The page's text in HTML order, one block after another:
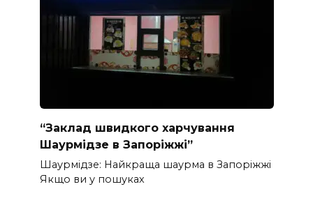
“Заклад швидкого харчування
Шаурмідзе в Запоріжжі”
Шаурмідзе: Найкраща шаурма в Запоріжжі
Якщо ви у пошуках